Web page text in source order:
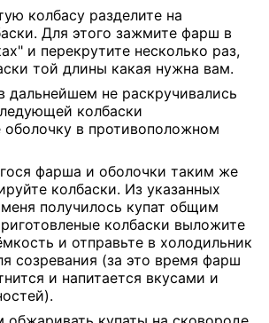
колбасу разделите на
Для этого зажмите фарш в
и перекрутите несколько раз,
той длины какая нужна вам.
дальнейшем не раскручивались
колбаски
оболочку в противоположном
фарша и оболочки таким же
колбаски. Из указанных
получилось купат общим
колбаски выложите
и отправьте в холодильник
созревания (за это время фарш
и напитается вкусами и